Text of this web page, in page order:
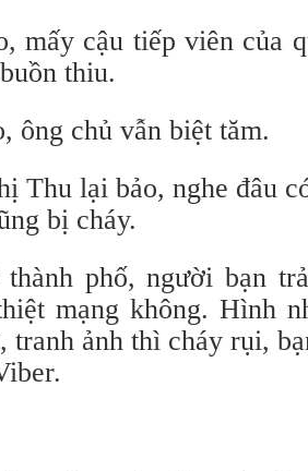
mấy cậu tiếp viên của
thiu.
ông chủ vẫn biệt tăm.
Thu lại bảo, nghe đâu
bị cháy.
phố, người bạn
mạng không. Hình
tranh ảnh thì cháy rụi,